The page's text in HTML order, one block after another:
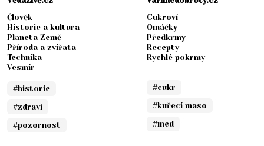
Člověk
Historie a kultura
Planeta Země
Příroda a zvířata
Technika
Vesmír
#historie
#zdraví
#pozornost
Cukroví
Omáčky
Předkrmy
Recepty
Rychlé pokrmy
#cukr
#kuřecí maso
#med